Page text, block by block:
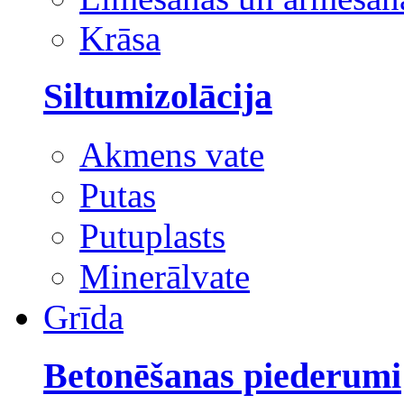
Krāsa
Siltumizolācija
Akmens vate
Putas
Putuplasts
Minerālvate
Grīda
Betonēšanas piederumi